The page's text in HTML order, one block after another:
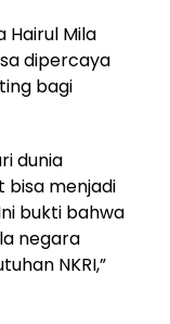
Hairul Mila
dipercaya
bagi
dunia
menjadi
bukti bahwa
negara
NKRI,”